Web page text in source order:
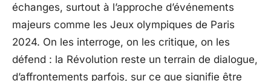
échanges, surtout à l’approche d’événements
majeurs comme les Jeux olympiques de Paris
2024. On les interroge, on les critique, on les
défend : la Révolution reste un terrain de dialogue,
d’affrontements parfois, sur ce que signifie être